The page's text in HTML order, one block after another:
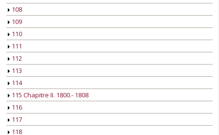
108
109
110
111
112
113
114
115 Chapitre II. 1800.- 1808
116
117
118